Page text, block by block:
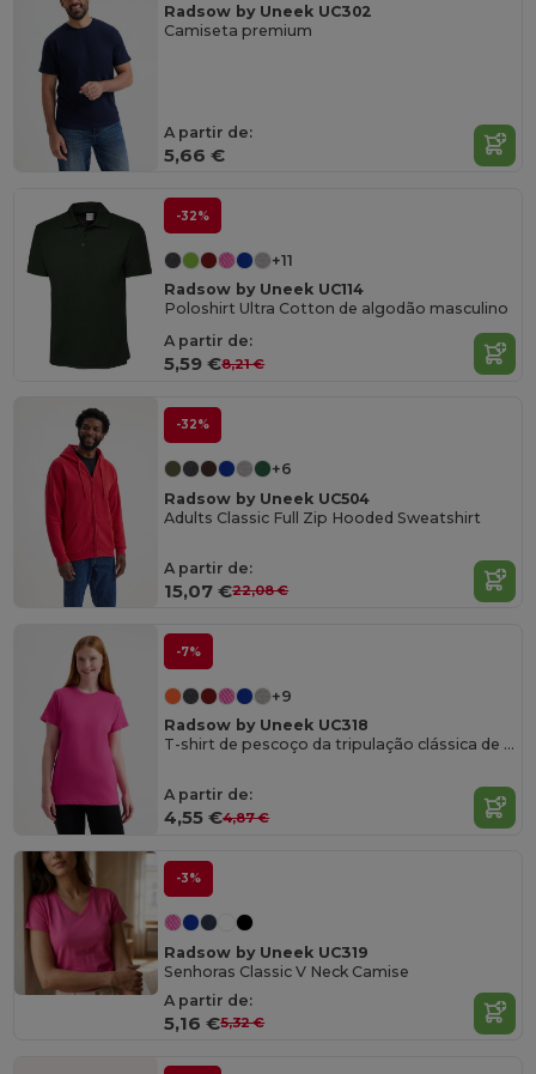
Radsow by Uneek UC302
Camiseta premium
A partir de:
5,66 €
-32%
+11
Radsow by Uneek UC114
Poloshirt Ultra Cotton de algodão masculino
A partir de:
5,59 €8,21 €
-32%
+6
Radsow by Uneek UC504
Adults Classic Full Zip Hooded Sweatshirt
A partir de:
15,07 €22,08 €
-7%
+9
Radsow by Uneek UC318
T-shirt de pescoço da tripulação clássica de senhoras
A partir de:
4,55 €4,87 €
-3%
Radsow by Uneek UC319
Senhoras Classic V Neck Camise
A partir de:
5,16 €5,32 €